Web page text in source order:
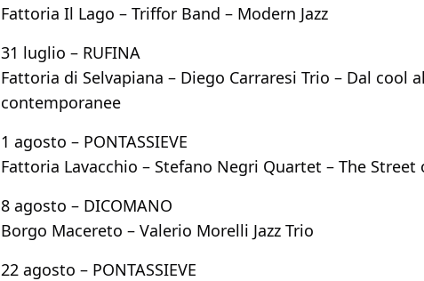
Fattoria Il Lago – Triffor Band – Modern Jazz
31 luglio – RUFINA
Fattoria di Selvapiana – Diego Carraresi Trio – Dal cool
contemporanee
1 agosto – PONTASSIEVE
Fattoria Lavacchio – Stefano Negri Quartet – The Street
8 agosto – DICOMANO
Borgo Macereto – Valerio Morelli Jazz Trio
22 agosto – PONTASSIEVE